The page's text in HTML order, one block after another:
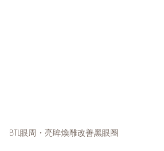
BTL眼周・亮眸煥雕改善黑眼圈